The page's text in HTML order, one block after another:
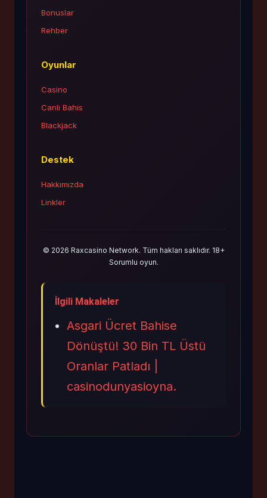
Bonuslar
Rehber
Oyunlar
Casino
Canlı Bahis
Blackjack
Destek
Hakkımızda
Linkler
© 2026 Raxcasino Network. Tüm hakları saklıdır. 18+
Sorumlu oyun.
İlgili Makaleler
Asgari Ücret Bahise
Dönüştü! 30 Bin TL Üstü
Oranlar Patladı |
casinodunyasioyna.